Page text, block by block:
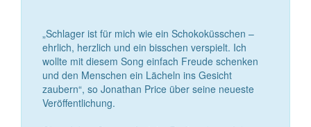
„Schlager ist für mich wie ein Schokoküsschen –
ehrlich, herzlich und ein bisschen verspielt. Ich
wollte mit diesem Song einfach Freude schenken
und den Menschen ein Lächeln ins Gesicht
zaubern“, so Jonathan Price über seine neueste
Veröffentlichung.